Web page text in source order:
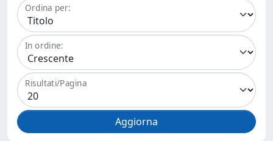
Ordina per:
In ordine:
Risultati/Pagina